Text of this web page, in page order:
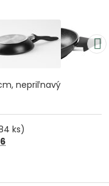
nepriľnavý
ks)